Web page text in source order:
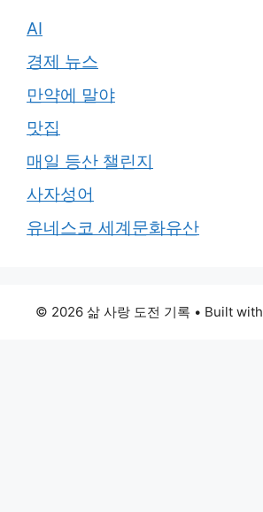
AI
경제 뉴스
만약에 말야
맛집
매일 등산 챌린지
사자성어
유네스코 세계문화유산
© 2026 삶 사랑 도전 기록 • Built with